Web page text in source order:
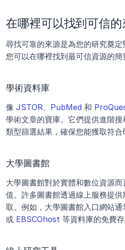
在哪裡可以找到可信
尋找可靠的來源是為您的研究奠
您可以在哪裡找到最可信資源的簡
學術資料庫
像 JSTOR、 PubMed 和
學術文章的寶庫。它們提供進階
類型篩選結果，確保您能獲取符合
大學圖書館
大學圖書館對於實體和數位資源
值。許多圖書館透過線上服務提
取。例如，大學圖書館入口網站通
或 EBSCOhost 等資料庫的免費存